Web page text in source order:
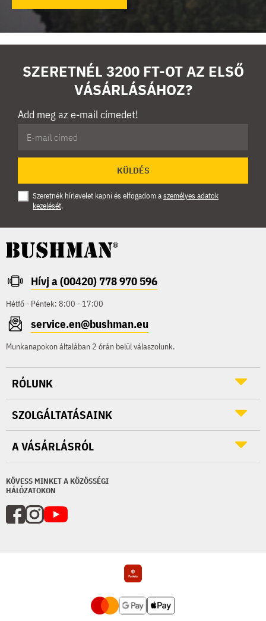
SZERETNÉL 3200 FT-OT AZ ELSŐ
VÁSÁRLÁSÁHOZ?
Add meg az e-mail címedet!
KÜLDÉS
Szeretnék hírlevelet kapni és elfogadom aszemélyes adatok
kezelését.
Hívj a (00420) 778 970 596
Hétfő - Péntek: 8:00 - 17:00
service.en@bushman.eu
Munkanapokon általában 2 órán belül válaszolunk.
KÖVESS MINKET A KÖZÖSSÉGI
HÁLÓZATOKON
RÓLUNK
SZOLGÁLTATÁSAINK
A VÁSÁRLÁSRÓL